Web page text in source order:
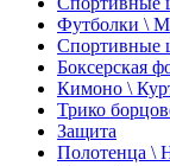
Футболки \
Спортивные
Боксерская
Кимоно \
Трико
Защита
Полотенца \